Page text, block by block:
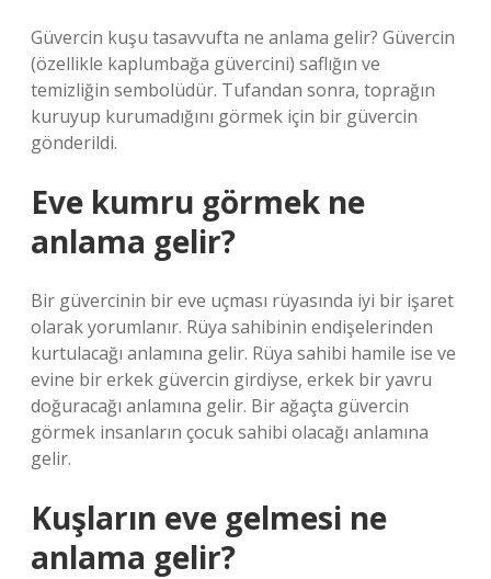
Güvercin kuşu tasavvufta ne anlama gelir? Güvercin
(özellikle kaplumbağa güvercini) saflığın ve
temizliğin sembolüdür. Tufandan sonra, toprağın
kuruyup kurumadığını görmek için bir güvercin
gönderildi.
Eve kumru görmek ne
anlama gelir?
Bir güvercinin bir eve uçması rüyasında iyi bir işaret
olarak yorumlanır. Rüya sahibinin endişelerinden
kurtulacağı anlamına gelir. Rüya sahibi hamile ise ve
evine bir erkek güvercin girdiyse, erkek bir yavru
doğuracağı anlamına gelir. Bir ağaçta güvercin
görmek insanların çocuk sahibi olacağı anlamına
gelir.
Kuşların eve gelmesi ne
anlama gelir?